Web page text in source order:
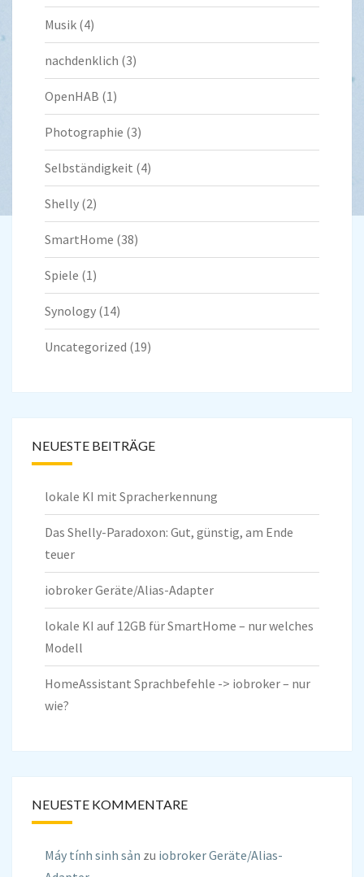
Musik (4)
nachdenklich (3)
OpenHAB (1)
Photographie (3)
Selbständigkeit (4)
Shelly (2)
SmartHome (38)
Spiele (1)
Synology (14)
Uncategorized (19)
NEUESTE BEITRÄGE
lokale KI mit Spracherkennung
Das Shelly-Paradoxon: Gut, günstig, am Ende
teuer
iobroker Geräte/Alias-Adapter
lokale KI auf 12GB für SmartHome – nur welches
Modell
HomeAssistant Sprachbefehle -> iobroker – nur
wie?
NEUESTE KOMMENTARE
Máy tính sinh sản zu iobroker Geräte/Alias-